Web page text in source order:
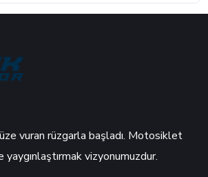
vuran rüzgarla başladı. Motosiklet
vizyonumuzdur.